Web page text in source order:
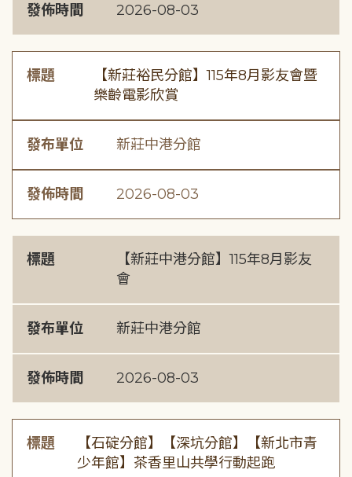
發佈時間 2026-08-03
標題
【新莊裕民分館】115年8月影友會暨
樂齡電影欣賞
發布單位 新莊中港分館
發佈時間 2026-08-03
標題
【新莊中港分館】115年8月影友
會
發布單位 新莊中港分館
發佈時間 2026-08-03
標題
【石碇分館】【深坑分館】【新北市青
少年館】茶香里山共學行動起跑